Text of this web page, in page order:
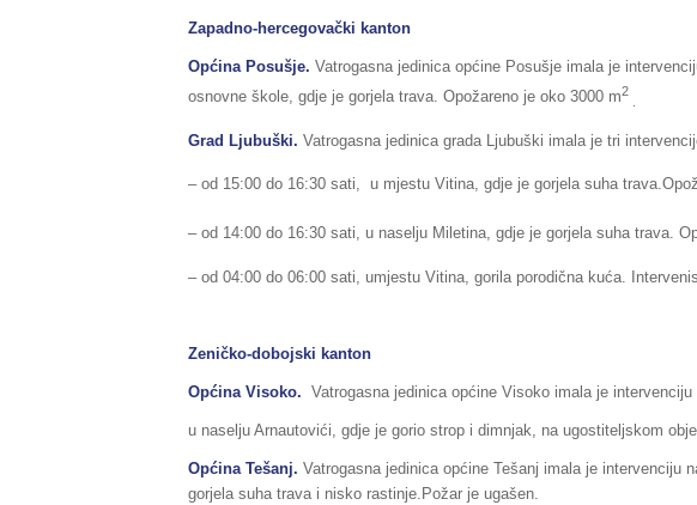
Zapadno-hercegovački kanton
Općina Posušje. Vatrogasna jedinica općine Posušje imala je
osnovne škole, gdje je gorjela trava. Opožareno je oko 3000 m2
Grad Ljubuški. Vatrogasna jedinica grada Ljubuški imala je tri
– od 15:00 do 16:30 sati, u mjestu Vitina, gdje je gorjela suha
– od 14:00 do 16:30 sati, u naselju Miletina, gdje je gorjela suha trava.
– od 04:00 do 06:00 sati, umjestu Vitina, gorila porodična kuća.
Zeničko-dobojski kanton
Općina Visoko. Vatrogasna jedinica općine Visoko imala je intervenciju
u naselju Arnautovići, gdje je gorio strop i dimnjak, na ugostiteljskom
Općina Tešanj. Vatrogasna jedinica općine Tešanj imala je intervenciju
gorjela suha trava i nisko rastinje.Požar je ugašen.